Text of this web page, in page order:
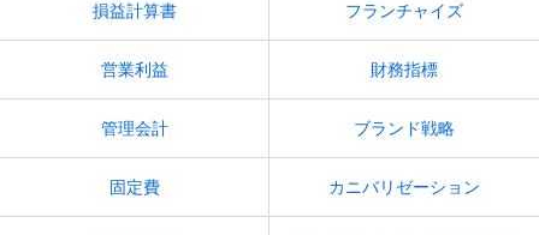
損益計算書 フランチャイズ
営業利益 財務指標
管理会計 ブランド戦略
固定費 カニバリゼーション